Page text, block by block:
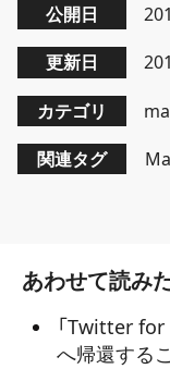
公開日
更新日
カテゴリ
関連タグ
あわせて読み
「Twitter
へ帰還する